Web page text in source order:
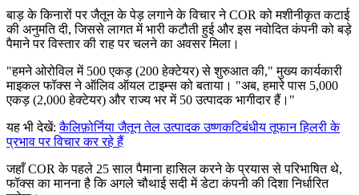
बाड़ के किनारों पर जैतून के पेड़ लगाने के विचार ने COR को मशीनीकृत कटाई
की अनुमति दी, जिससे लागत में भारी कटौती हुई और इस नवोदित कंपनी को बड़े
पैमाने पर विस्तार की राह पर चलने का अवसर मिला।
"हमने ओरोविल में 500 एकड़ (200 हेक्टेयर) से शुरुआत की," मुख्य कार्यकारी
माइकल फॉक्स ने ऑलिव ऑयल टाइम्स को बताया। "अब, हमारे पास 5,000
एकड़ (2,000 हेक्टेयर) और राज्य भर में 50 उत्पादक भागीदार हैं।"
यह भी देखें: कैलिफ़ोर्निया जैतून तेल उत्पादक उष्णकटिबंधीय तूफान हिलरी के
प्रभाव पर विचार कर रहे हैं
जहाँ COR के पहले 25 साल पैमाना हासिल करने के प्रयास से परिभाषित थे,
फॉक्स का मानना है कि अगले चौथाई सदी में डेटा कंपनी की दिशा निर्धारित